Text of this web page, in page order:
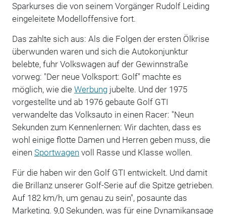
Sparkurses die von seinem Vorgänger Rudolf Leiding
eingeleitete Modelloffensive fort.
Das zahlte sich aus: Als die Folgen der ersten Ölkrise
überwunden waren und sich die Autokonjunktur
belebte, fuhr Volkswagen auf der Gewinnstraße
vorweg: "Der neue Volksport: Golf" machte es
möglich, wie die Werbungjubelte. Und der 1975
vorgestellte und ab 1976 gebaute Golf GTI
verwandelte das Volksauto in einen Racer: "Neun
Sekunden zum Kennenlernen: Wir dachten, dass es
wohl einige flotte Damen und Herren geben muss, die
einen Sportwagen voll Rasse und Klasse wollen.
Für die haben wir den Golf GTI entwickelt. Und damit
die Brillanz unserer Golf-Serie auf die Spitze getrieben.
Auf 182 km/h, um genau zu sein", posaunte das
Marketing. 9,0 Sekunden, was für eine Dynamikansage